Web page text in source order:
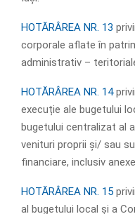
HOTĂRÂREA NR. 13
corporale aflate în
administrativ –
HOTĂRÂREA NR. 14
execuție ale bugetului
bugetului centralizat al
venituri proprii și/ sau
financiare, inclusiv
HOTĂRÂREA NR. 15
al bugetului local și a